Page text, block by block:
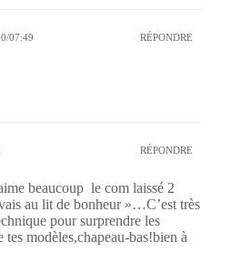
07:49 RÉPONDRE
RÉPONDRE
beaucoup le com laissé 2
au lit de bonheur »…C’est très
pour surprendre les
tes modèles,chapeau-bas!bien à